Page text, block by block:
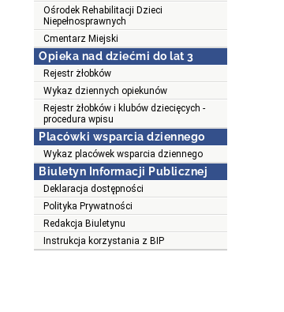
Ośrodek Rehabilitacji Dzieci
Niepełnosprawnych
Cmentarz Miejski
Opieka nad dziećmi do lat 3
Rejestr żłobków
Wykaz dziennych opiekunów
Rejestr żłobków i klubów dziecięcych -
procedura wpisu
Placówki wsparcia dziennego
Wykaz placówek wsparcia dziennego
Biuletyn Informacji Publicznej
Deklaracja dostępności
Polityka Prywatności
Redakcja Biuletynu
Instrukcja korzystania z BIP